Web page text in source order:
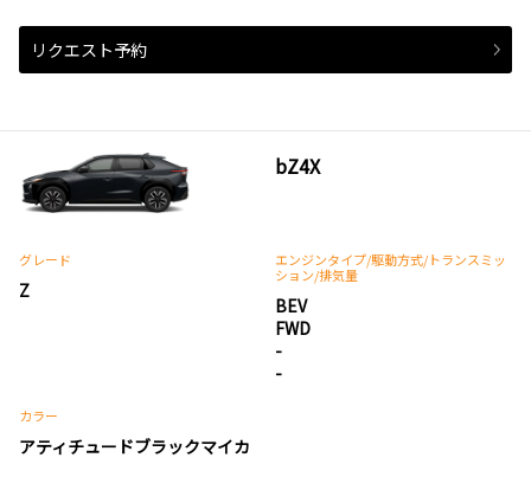
リクエスト予約
bZ4X
グレード
Z
エンジンタイプ/駆動方式/トランスミッ
ション/排気量
BEV
FWD
-
-
カラー
アティチュードブラックマイカ